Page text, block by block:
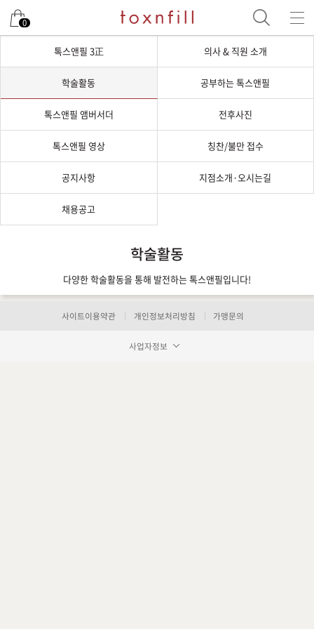
0
톡스앤필 3正 의사 & 직원 소개
학술활동 공부하는 톡스앤필
톡스앤필 앰버서더 전후사진
톡스앤필 영상 칭찬/불만 접수
공지사항 지점소개·오시는길
채용공고
학술활동
다양한 학술활동을 통해 발전하는 톡스앤필입니다!
사이트이용약관 개인정보처리방침 가맹문의
사업자정보